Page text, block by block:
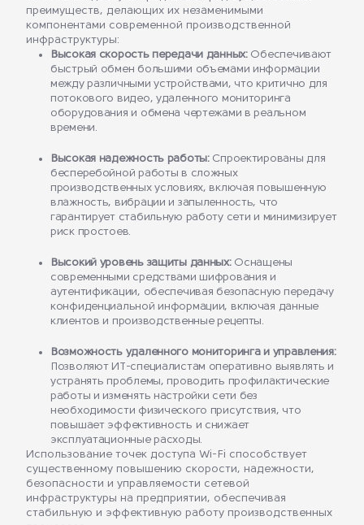
преимуществ, делающих их незаменимыми
компонентами современной производственной
инфраструктуры:
Высокая скорость передачи данных:Обеспечивают
быстрый обмен большими объемами информации
между различными устройствами, что критично для
потокового видео, удаленного мониторинга
оборудования и обмена чертежами в реальном
времени.
Высокая надежность работы:Спроектированы для
бесперебойной работы в сложных
производственных условиях, включая повышенную
влажность, вибрации и запыленность, что
гарантирует стабильную работу сети и минимизирует
риск простоев.
Высокий уровень защиты данных:Оснащены
современными средствами шифрования и
аутентификации, обеспечивая безопасную передачу
конфиденциальной информации, включая данные
клиентов и производственные рецепты.
Возможность удаленного мониторинга и управления:
Позволяют ИТ-специалистам оперативно выявлять и
устранять проблемы, проводить профилактические
работы и изменять настройки сети без
необходимости физического присутствия, что
повышает эффективность и снижает
эксплуатационные расходы.
Использование точек доступа Wi-Fi способствует
существенному повышению скорости, надежности,
безопасности и управляемости сетевой
инфраструктуры на предприятии, обеспечивая
стабильную и эффективную работу производственных